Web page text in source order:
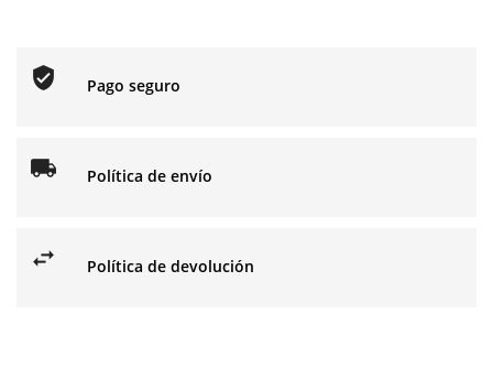
Pago seguro
Política de envío
Política de devolución